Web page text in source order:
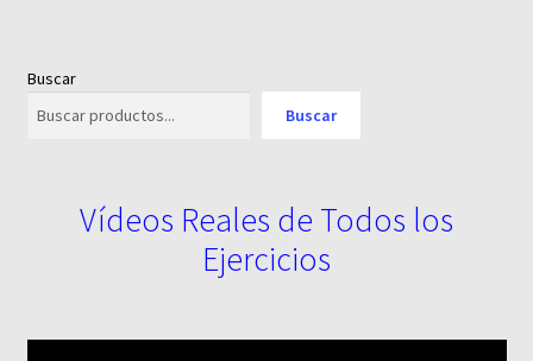
Buscar
Buscar
Vídeos Reales de Todos los
Ejercicios